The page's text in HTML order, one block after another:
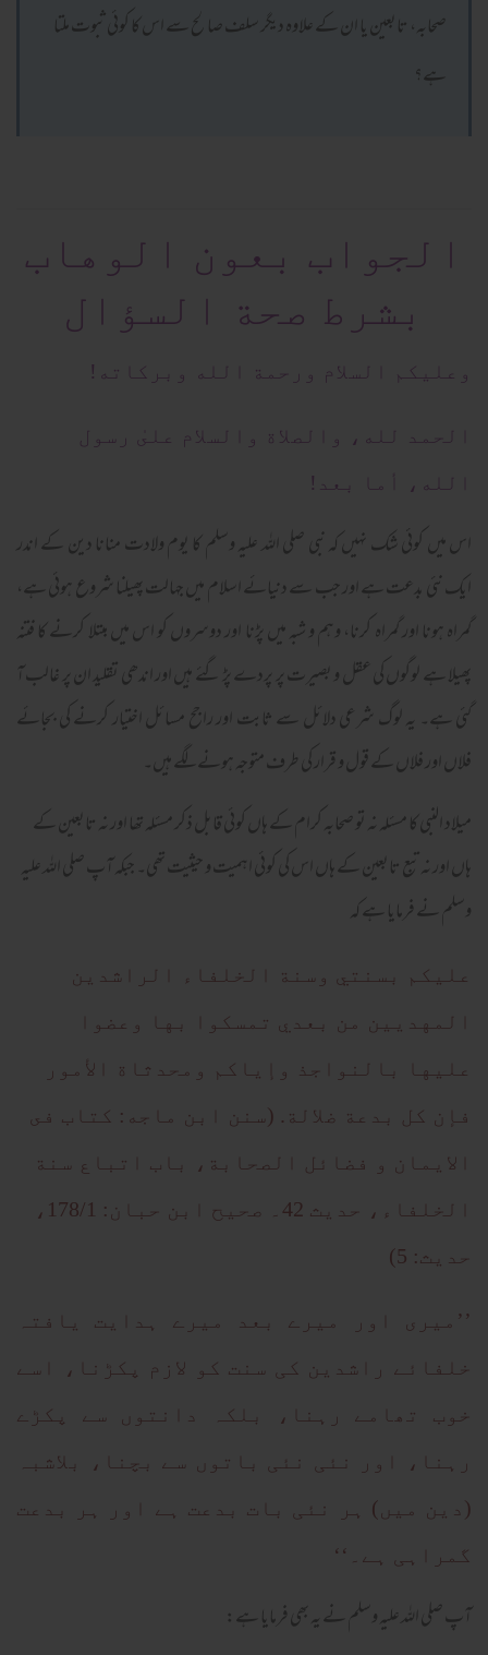
صحابہ، تابعین یا ان کے علاوہ دیگر سلف صالح سے اس کا کوئی ثبوت ملتا
ہے؟
الجواب بعون الوهاب
بشرط صحة السؤال
وعلیکم السلام ورحمة الله وبرکاته!
الحمد لله، والصلاة والسلام علىٰ رسول
الله، أما بعد!
اس میں کوئی شک نہیں کہ نبی صلی اللہ علیہ وسلم کا یوم ولادت منانا دین کے اندر
ایک نئی بدعت ہے اور جب سے دنیائے اسلام میں جہالت پھیلنا شروع ہوئی ہے،
گمراہ ہونا اور گمراہ کرنا، وہم و شبہ میں پڑنا اور دوسروں کو اس میں مبتلا کرنے کا فتنہ
پھیلا ہے لوگوں کی عقل و بصیرت پر پردے پڑ گئے ہیں اور اندھی تقلید ان پر غالب آ
گئی ہے۔ یہ لوگ شرعی دلائل سے ثابت اور راجح مسائل اختیار کرنے کی بجائے
فلاں اور فلاں کے قول و قرار کی طرف متوجہ ہونے لگے ہیں۔
میلاد النبی کا مسئلہ نہ تو صحابہ کرام کے ہاں کوئی قابل ذکر مسئلہ تھا اور نہ تابعین کے
ہاں اور نہ تبع تابعین کے ہاں اس کی کوئی اہمیت و حیثیت تھی۔ جبکہ آپ صلی اللہ علیہ
وسلم نے فرمایا ہے کہ
عليكم بسنتي وسنة الخلفاء الراشدين
المهديين من بعدي تمسكوا بها وعضوا
عليها بالنواجذ وإياكم ومحدثاة الأمور
فإن كل بدعة ضلالة. (سنن ابن ماجه: كتاب فى
الايمان و فضائل الصحابة، باب اتباع سنة
الخلفاء، حديث 42۔ صحيح ابن حبان: 178/1،
حديث: 5)
’’میری اور میرے بعد میرے ہدایت یافتہ
خلفائے راشدین کی سنت کو لازم پکڑنا، اسے
خوب تھامے رہنا، بلکہ دانتوں سے پکڑے
رہنا، اور نئی نئی باتوں سے بچنا، بلاشبہ
(دین میں) ہر نئی بات بدعت ہے اور ہر بدعت
گمراہی ہے۔‘‘
آپ صلی اللہ علیہ وسلم نے یہ بھی فرمایا ہے: